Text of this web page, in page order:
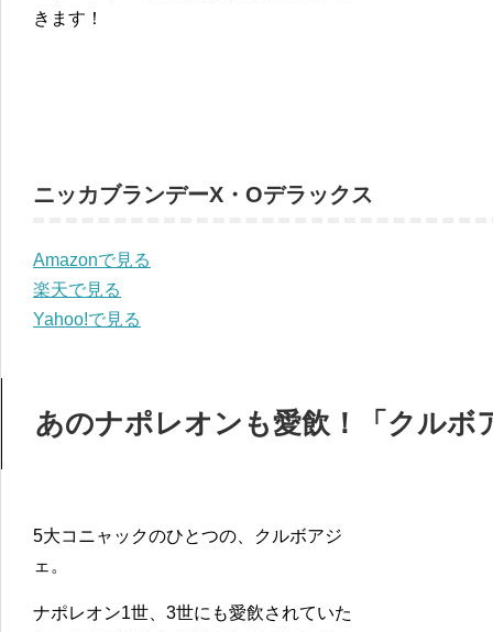
きます！
ニッカブランデーX・Oデラックス
Amazonで見る
楽天で見る
Yahoo!で見る
あのナポレオンも愛飲！「クルボ
5大コニャックのひとつの、クルボアジ
ェ。
ナポレオン1世、3世にも愛飲されていた